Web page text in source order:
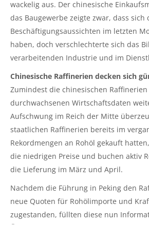
wackelig aus. Der chinesische
das Baugewerbe zeigte zwar, dass sich
Beschäftigungsaussichten im letzten
haben, doch verschlechterte sich das
verarbeitenden Industrie und im
Chinesische Raffinerien decken sich
Zumindest die chinesischen
durchwachsenen Wirtschaftsdaten
Aufschwung im Reich der Mitte
staatlichen Raffinerien bereits im
Rekordmengen an Rohöl gekauft
die niedrigen Preise und buchen aktiv
die Lieferung im März und April.
Nachdem die Führung in Peking den
neue Quoten für Rohölimporte und
zugestanden, füllten diese nun